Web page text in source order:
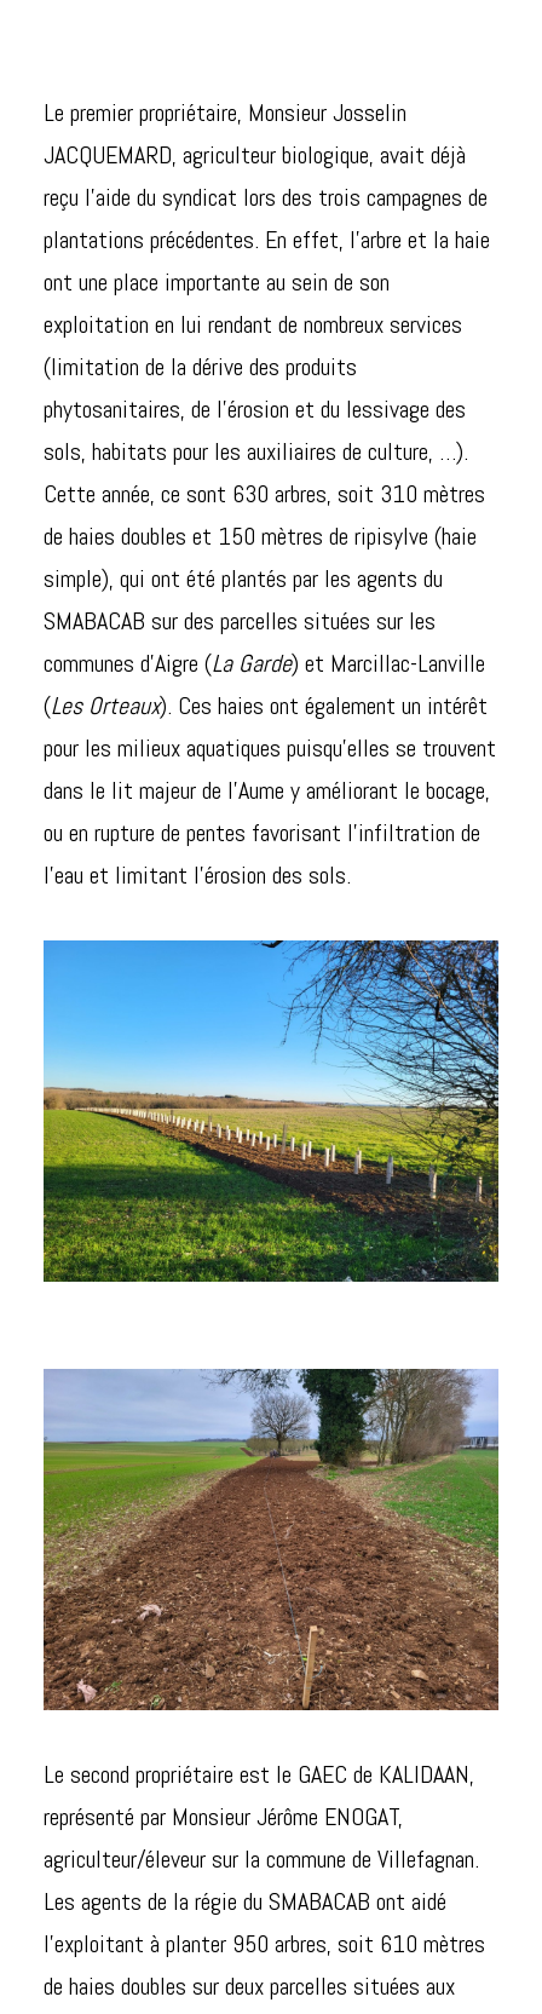
Le premier propriétaire, Monsieur Josselin
JACQUEMARD, agriculteur biologique, avait déjà
reçu l’aide du syndicat lors des trois campagnes de
plantations précédentes. En effet, l’arbre et la haie
ont une place importante au sein de son
exploitation en lui rendant de nombreux services
(limitation de la dérive des produits
phytosanitaires, de l’érosion et du lessivage des
sols, habitats pour les auxiliaires de culture, …).
Cette année, ce sont 630 arbres, soit 310 mètres
de haies doubles et 150 mètres de ripisylve (haie
simple), qui ont été plantés par les agents du
SMABACAB sur des parcelles situées sur les
communes d’Aigre (La Garde) et Marcillac-Lanville
(Les Orteaux). Ces haies ont également un intérêt
pour les milieux aquatiques puisqu’elles se trouvent
dans le lit majeur de l’Aume y améliorant le bocage,
ou en rupture de pentes favorisant l’infiltration de
l’eau et limitant l’érosion des sols.
Le second propriétaire est le GAEC de KALIDAAN,
représenté par Monsieur Jérôme ENOGAT,
agriculteur/éleveur sur la commune de Villefagnan.
Les agents de la régie du SMABACAB ont aidé
l’exploitant à planter 950 arbres, soit 610 mètres
de haies doubles sur deux parcelles situées aux